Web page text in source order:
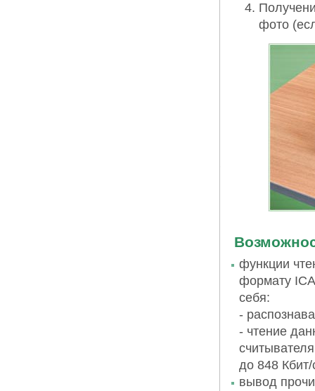
фото
функции
формату
себя:
-
- чтение
до 848 Кбит/
вывод